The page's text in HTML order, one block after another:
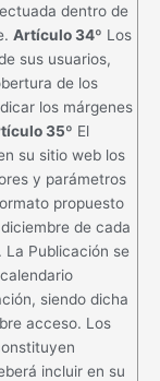
dentro de
Artículo 34º Los
sus usuarios,
de los
los márgenes
35º El
su sitio web los
y parámetros
propuesto
de cada
La Publicación se
siendo dicha
acceso. Los
incluir en su